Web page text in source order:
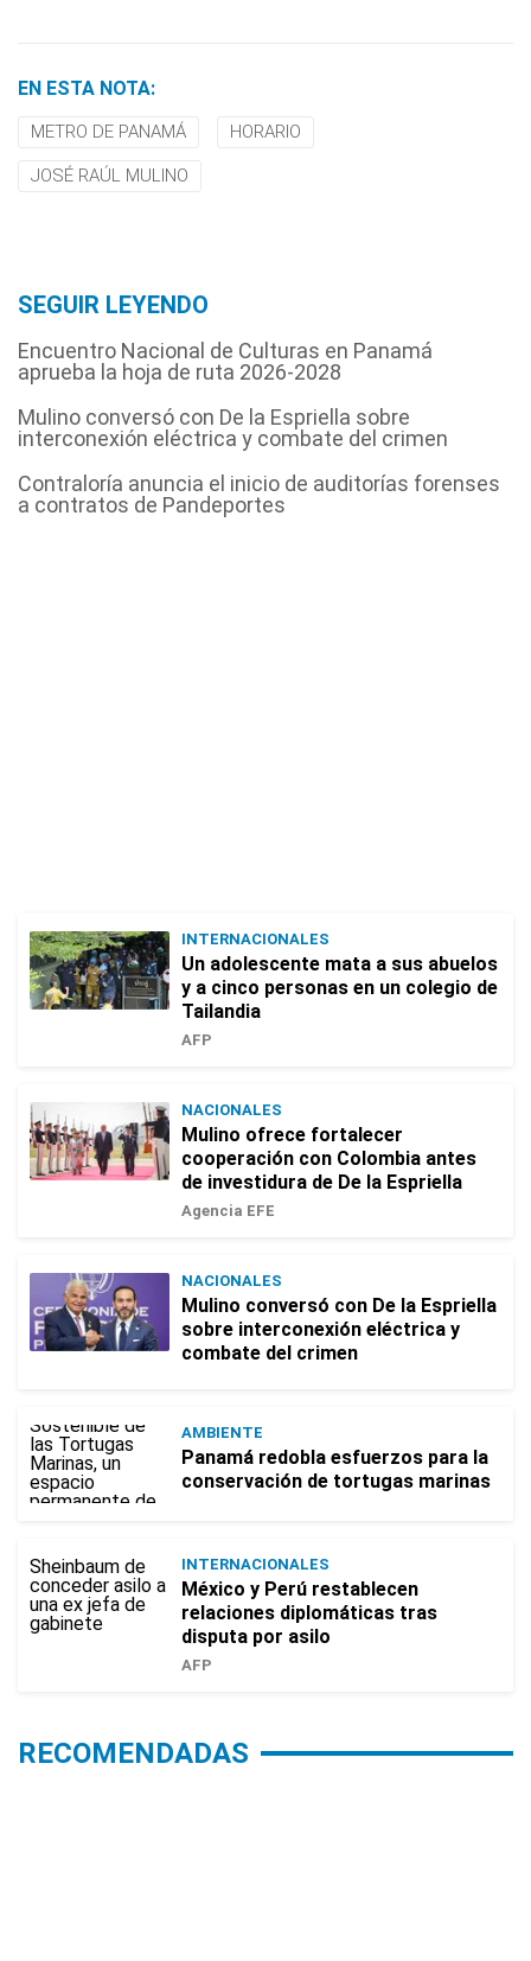
EN ESTA NOTA:
METRO DE PANAMÁ HORARIO
JOSÉ RAÚL MULINO
SEGUIR LEYENDO
Encuentro Nacional de Culturas en Panamá
aprueba la hoja de ruta 2026-2028
Mulino conversó con De la Espriella sobre
interconexión eléctrica y combate del crimen
Contraloría anuncia el inicio de auditorías forenses
a contratos de Pandeportes
INTERNACIONALES
Un adolescente mata a sus abuelos
y a cinco personas en un colegio de
Tailandia
AFP
NACIONALES
Mulino ofrece fortalecer
cooperación con Colombia antes
de investidura de De la Espriella
Agencia EFE
NACIONALES
Mulino conversó con De la Espriella
sobre interconexión eléctrica y
combate del crimen
AMBIENTE
Panamá redobla esfuerzos para la
conservación de tortugas marinas
INTERNACIONALES
México y Perú restablecen
relaciones diplomáticas tras
disputa por asilo
AFP
RECOMENDADAS